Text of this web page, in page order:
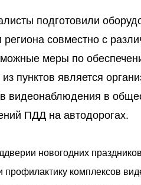
подготовили
региона совместно с
меры по
пунктов является
видеонаблюдения в
ПДД на автодорогах.
новогодних
профилактику комплексов